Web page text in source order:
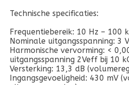
Technische specificaties:
Frequentiebereik: 10 Hz – 100
Nominale uitgangsspanning: 3 V
Harmonische vervorming: <
uitgangsspanning 2Veff bij 10
Versterking: 13,3 dB
Ingangsgevoeligheid: 430 mV